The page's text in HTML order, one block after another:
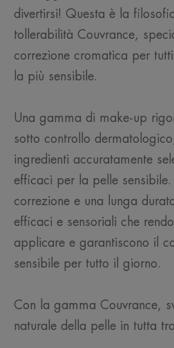
divertirsi! Questa è la
tollerabilità Couvrance,
correzione cromatica per
la più sensibile.
Una gamma di make-up
sotto controllo
ingredienti accuratamente
efficaci per la pelle
correzione e una lunga
efficaci e sensoriali che
applicare e garantiscono il
sensibile per tutto il giorno.
Con la gamma Couvrance,
naturale della pelle in tutta